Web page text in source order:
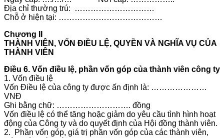
Địa chỉ thường trú: …………………………
Chỗ ở hiện tại: …………………………………
Chương II
THÀNH VIÊN, VỐN ĐIỀU LỆ, QUYỀN VÀ NGHĨA VỤ CỦA
THÀNH VIÊN
Điều 6. Vốn điều lệ, phần vốn góp của thành viên công ty
1. Vốn điều lệ
Vốn Điều lệ của công ty được ấn định là: …………………
VNĐ
Ghi bằng chữ: ………………………. đồng
Vốn điều lệ có thể tăng hoặc giảm do yêu cầu tình hình hoạt
động của Công ty và do quyết định của Hội đồng thành viên.
2. Phần vốn góp, giá trị phần vốn góp của các thành viên,